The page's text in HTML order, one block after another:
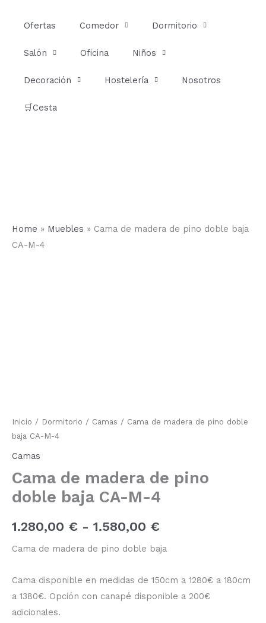
Ofertas Comedor Dormitorio
Salón Oficina Niños
Decoración Hostelería Nosotros
🛒Cesta
Home » Muebles » Cama de madera de pino doble baja
CA-M-4
Inicio / Dormitorio / Camas / Cama de madera de pino doble
baja CA-M-4
Camas
Cama de madera de pino
doble baja CA-M-4
1.280,00 € - 1.580,00 €
Cama de madera de pino doble baja
Cama disponible en medidas de 150cm a 1280€ a 180cm
a 1380€. Opción con canapé disponible a 200€
adicionales.